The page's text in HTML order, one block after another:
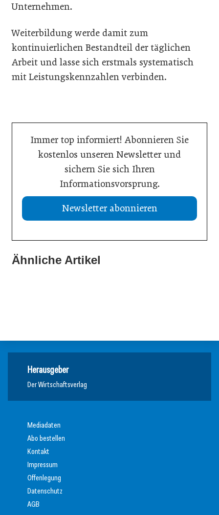
Unternehmen.
Weiterbildung werde damit zum
kontinuierlichen Bestandteil der täglichen
Arbeit und lasse sich erstmals systematisch
mit Leistungskennzahlen verbinden.
Immer top informiert! Abonnieren Sie
kostenlos unseren Newsletter und
sichern Sie sich Ihren
Informationsvorsprung.
Newsletter abonnieren
Ähnliche Artikel
13. Juli 2026
Was Handwerksbetriebe jetzt für ihre Online-Sichtbarkeit
Herausgeber
Der Wirtschaftsverlag
Mediadaten
Abo bestellen
Kontakt
Impressum
Offenlegung
Datenschutz
AGB